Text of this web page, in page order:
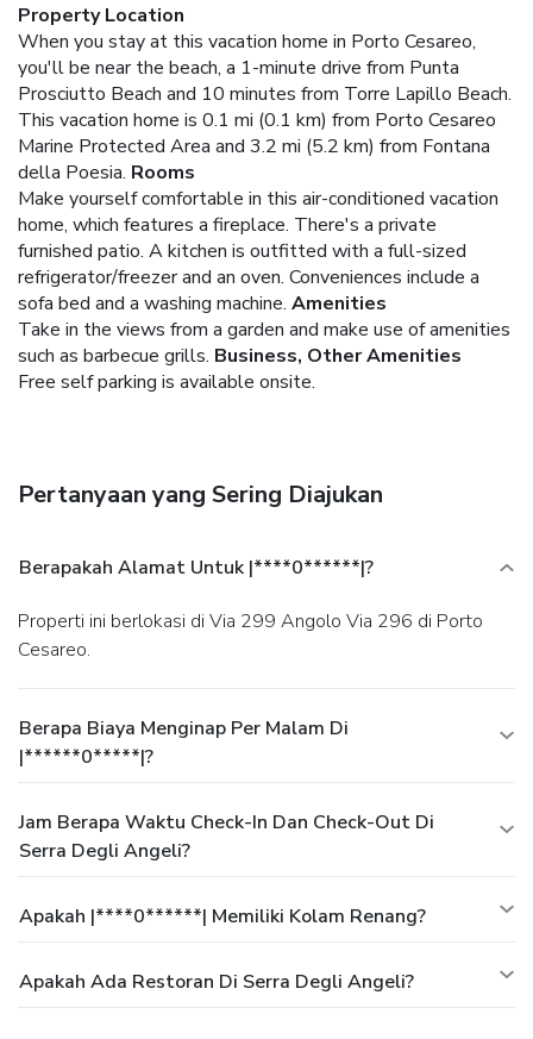
Property Location
When you stay at this vacation home in Porto Cesareo,
you'll be near the beach, a 1-minute drive from Punta
Prosciutto Beach and 10 minutes from Torre Lapillo Beach.
This vacation home is 0.1 mi (0.1 km) from Porto Cesareo
Marine Protected Area and 3.2 mi (5.2 km) from Fontana
della Poesia. Rooms
Make yourself comfortable in this air-conditioned vacation
home, which features a fireplace. There's a private
furnished patio. A kitchen is outfitted with a full-sized
refrigerator/freezer and an oven. Conveniences include a
sofa bed and a washing machine. Amenities
Take in the views from a garden and make use of amenities
such as barbecue grills. Business, Other Amenities
Free self parking is available onsite.
Pertanyaan yang Sering Diajukan
Berapakah Alamat Untuk |****0******|?
Properti ini berlokasi di Via 299 Angolo Via 296 di Porto
Cesareo.
Berapa Biaya Menginap Per Malam Di
|******0*****|?
Jam Berapa Waktu Check-In Dan Check-Out Di
Serra Degli Angeli?
Apakah |****0******| Memiliki Kolam Renang?
Apakah Ada Restoran Di Serra Degli Angeli?